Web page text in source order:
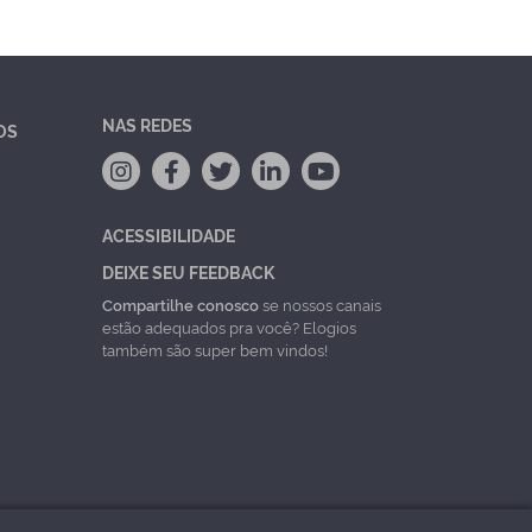
NAS REDES
ACESSIBILIDADE
DEIXE SEU FEEDBACK
Compartilhe conoscose nossos canais
estão adequados pra você? Elogios
também são super bem vindos!